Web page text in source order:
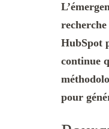
HubSpot
continue
pour